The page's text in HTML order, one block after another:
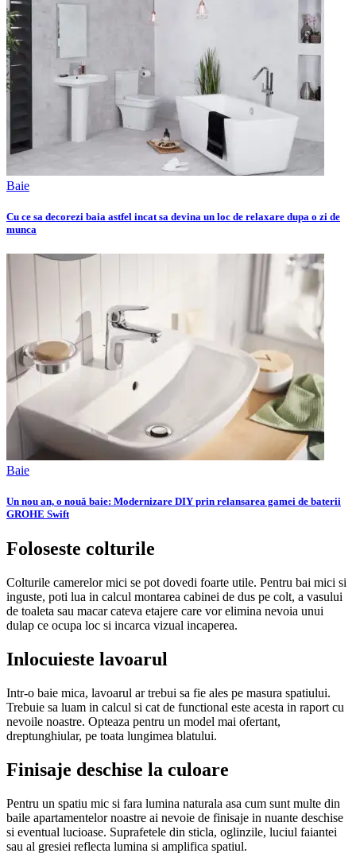
Baie
Cu ce sa decorezi baia astfel incat sa devina un loc de relaxare dupa o zi de
munca
Baie
Un nou an, o nouă baie: Modernizare DIY prin relansarea gamei de baterii
GROHE Swift
Foloseste colturile
Colturile camerelor mici se pot dovedi foarte utile. Pentru bai mici si
inguste, poti lua in calcul montarea cabinei de dus pe colt, a vasului
de toaleta sau macar cateva etajere care vor elimina nevoia unui
dulap ce ocupa loc si incarca vizual incaperea.
Inlocuieste lavoarul
Intr-o baie mica, lavoarul ar trebui sa fie ales pe masura spatiului.
Trebuie sa luam in calcul si cat de functional este acesta in raport cu
nevoile noastre. Opteaza pentru un model mai ofertant,
dreptunghiular, pe toata lungimea blatului.
Finisaje deschise la culoare
Pentru un spatiu mic si fara lumina naturala asa cum sunt multe din
baile apartamentelor noastre ai nevoie de finisaje in nuante deschise
si eventual lucioase. Suprafetele din sticla, oglinzile, luciul faiantei
sau al gresiei reflecta lumina si amplifica spatiul.